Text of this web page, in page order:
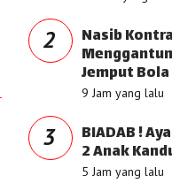
2 Nasib
Jemput
9 Jam yang lalu
3 BIADAB !
2 Anak
5 Jam yang lalu